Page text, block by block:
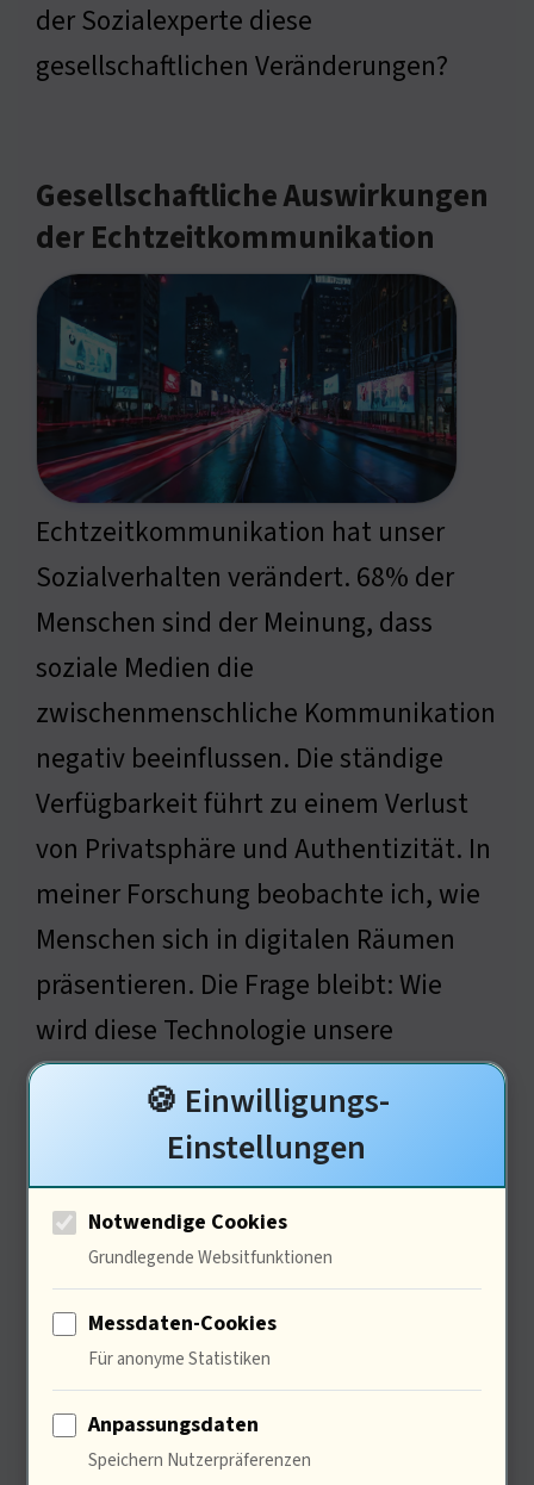
der Sozialexperte diese
gesellschaftlichen Veränderungen?
Gesellschaftliche Auswirkungen
der Echtzeitkommunikation
Echtzeitkommunikation hat unser
Sozialverhalten verändert. 68% der
Menschen sind der Meinung, dass
soziale Medien die
zwischenmenschliche Kommunikation
negativ beeinflussen. Die ständige
Verfügbarkeit führt zu einem Verlust
von Privatsphäre und Authentizität. In
meiner Forschung beobachte ich, wie
Menschen sich in digitalen Räumen
präsentieren. Die Frage bleibt: Wie
wird diese Technologie unsere
zwischenmenschlichen Beziehungen
langfristig beeinflussen? Wie denkt ein
Psychologe über die Auswirkungen
dieser Technologien auf die
menschliche Psyche?
Psychologische Auswirkungen
der Echtzeitkommunikation
🍪 Einwilligungs-
Einstellungen
Notwendige Cookies
Grundlegende Websitfunktionen
Messdaten-Cookies
Für anonyme Statistiken
Anpassungsdaten
Speichern Nutzerpräferenzen